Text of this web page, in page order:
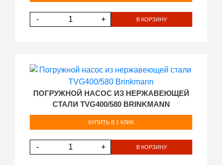
- + В КОРЗИНУ
ПОГРУЖНОЙ НАСОС ИЗ НЕРЖАВЕЮЩЕЙ
СТАЛИ TVG400/580 BRINKMANN
КУПИТЬ В 1 КЛИК
- + В КОРЗИНУ